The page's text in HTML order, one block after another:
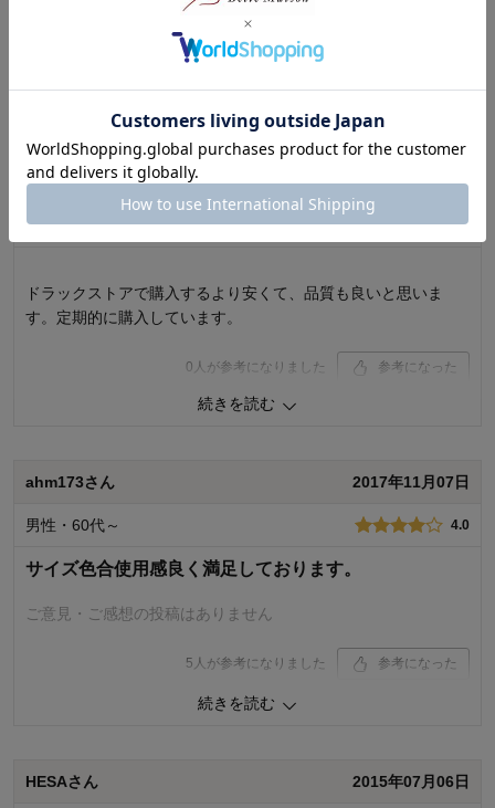
最新レビュー
※ 現在販売していない色・サイズ等への商品レビューも含まれます。
あっきーさん 2021年11月30日
女性・40代 5.0
ドラックストアで購入するより安くて、品質も良いと思いま
す。定期的に購入しています。
0 人が参考になりました 参考になった
続きを読む
ahm173さん 2017年11月07日
男性・60代～ 4.0
サイズ色合使用感良く満足しております。
ご意見・ご感想の投稿はありません
5 人が参考になりました 参考になった
続きを読む
HESAさん 2015年07月06日